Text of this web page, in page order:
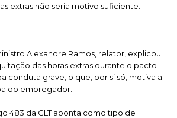
extras não seria motivo suficiente.
Alexandre Ramos, relator, explicou
das horas extras durante o pacto
conduta grave, o que, por si só, motiva a
do empregador.
483 da CLT aponta como tipo de